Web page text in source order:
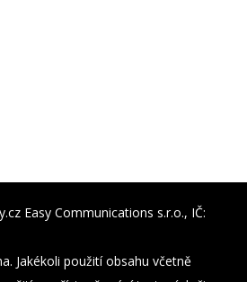
Easy Communications s.r.o., IČ:
Jakékoli použití obsahu včetně